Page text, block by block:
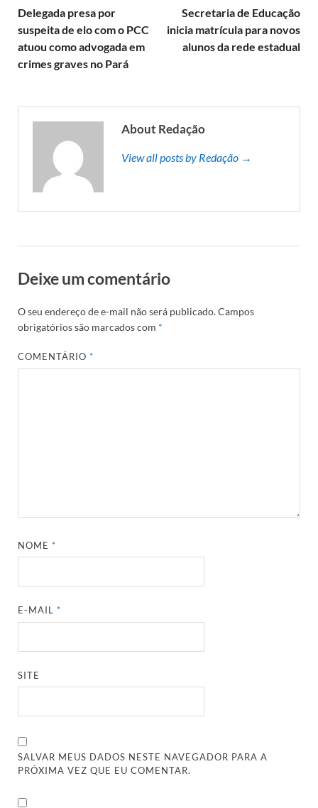
Delegada presa por
suspeita de elo com o PCC
atuou como advogada em
crimes graves no Pará
Secretaria de Educação
inicia matrícula para novos
alunos da rede estadual
About Redação
View all posts by Redação →
Deixe um comentário
O seu endereço de e-mail não será publicado.Campos
obrigatórios são marcados com *
COMENTÁRIO*
NOME*
E-MAIL*
SITE
SALVAR MEUS DADOS NESTE NAVEGADOR PARA A
PRÓXIMA VEZ QUE EU COMENTAR.